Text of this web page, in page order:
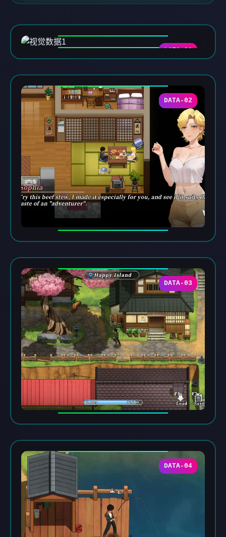
DATA-01
DATA-02
DATA-03
DATA-04